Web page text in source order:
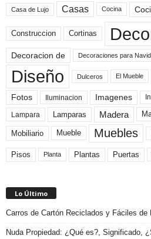
Casa de Lujo Casas Cocina
Construccion Cortinas
Decoracion de Decoraciones para
Diseño Dulceros El Mueble
Fotos Iluminacion Imagenes
Lampara Lamparas Madera
Mobiliario Mueble Muebles
Pisos Planta Plantas Puertas
Lo Último
Carros de Cartón Reciclados y Fáciles de
Nuda Propiedad: ¿Qué es?, Significado,